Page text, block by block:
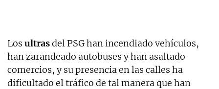
Los ultrasdel PSG han incendiado vehículos,
han zarandeado autobuses y han asaltado
comercios, y su presencia en las calles ha
dificultado el tráfico de tal manera que han